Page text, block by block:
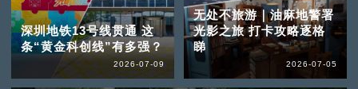
深圳地铁13号线贯通 这
条“黄金科创线”有多强？
2026-07-09
无处不旅游｜油麻地警署
光影之旅 打卡攻略逐格
睇
2026-07-05